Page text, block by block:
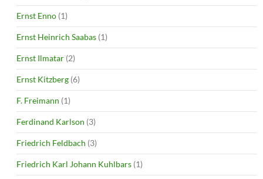
Ernst Enno (1)
Ernst Heinrich Saabas (1)
Ernst Ilmatar (2)
Ernst Kitzberg (6)
F. Freimann (1)
Ferdinand Karlson (3)
Friedrich Feldbach (3)
Friedrich Karl Johann Kuhlbars (1)